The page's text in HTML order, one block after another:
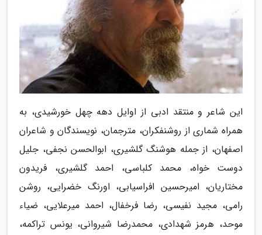
این شاعر و منتقد ادبی از اوایل دهه چهل خورشیدی، به
همراه شماری از روشنفکران، مترجمان، نویسندگان و شاعران
اصفهان، از جمله هوشنگ گلشیری، ابوالحسن نجفی، جلیل
دوست خواه، محمد کلباسی، احمد گلشیری، فریدون
مختاریان، امیرحسین افراسیابی، اورنگ خضرایی، روشن
رامی، مجید نفیسی، رضا فرخفال، احمد میرعلایی، ضیاء
موحد، هرمز شهدادی، محمدرضا شیروانی، یونس تراکمه،